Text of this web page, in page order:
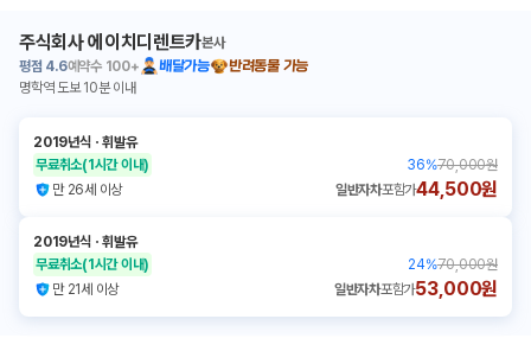
주식회사 에이치디렌트카본사
평점 4.6예약수 100+ 배달가능
반려동물 가능
명학역 도보 10분 이내
2019년식 ㆍ휘발유
무료취소(1시간 이내) 36%70,000원
만 26세 이상
일반자차포함가44,500원
2019년식 ㆍ휘발유
무료취소(1시간 이내) 24%70,000원
만 21세 이상
일반자차포함가53,000원